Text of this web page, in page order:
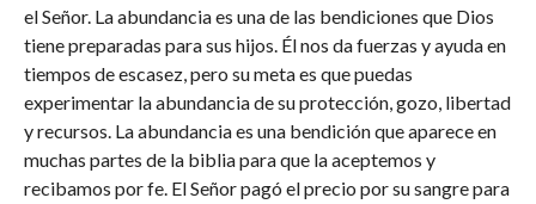
el Señor. La abundancia es una de las bendiciones que Dios
tiene preparadas para sus hijos. Él nos da fuerzas y ayuda en
tiempos de escasez, pero su meta es que puedas
experimentar la abundancia de su protección, gozo, libertad
y recursos. La abundancia es una bendición que aparece en
muchas partes de la biblia para que la aceptemos y
recibamos por fe. El Señor pagó el precio por su sangre para